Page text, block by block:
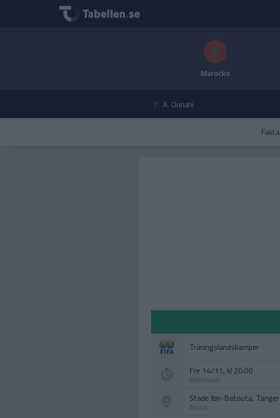
Marocko
7' A. Ounahi
Fakta
Träningslandskamper
Fre 14/11, kl 20:00
Matchstart
Stade Ibn-Batouta, Tanger
Arena